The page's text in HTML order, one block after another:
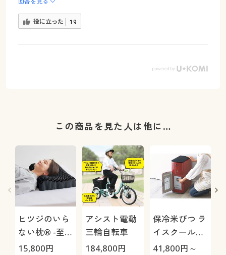
役に立った 19
この商品を見た人は他に…
ヒツジのいら
ない枕® -至
極-
15,800円
アシスト電動
三輪自転車
184,800円
保冷米びつ ラ
イスクール
HRC-
41,800円～